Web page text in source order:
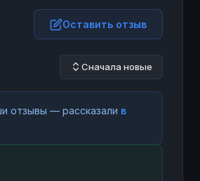
Оставить отзыв
Сначала новые
отзывы — рассказали в